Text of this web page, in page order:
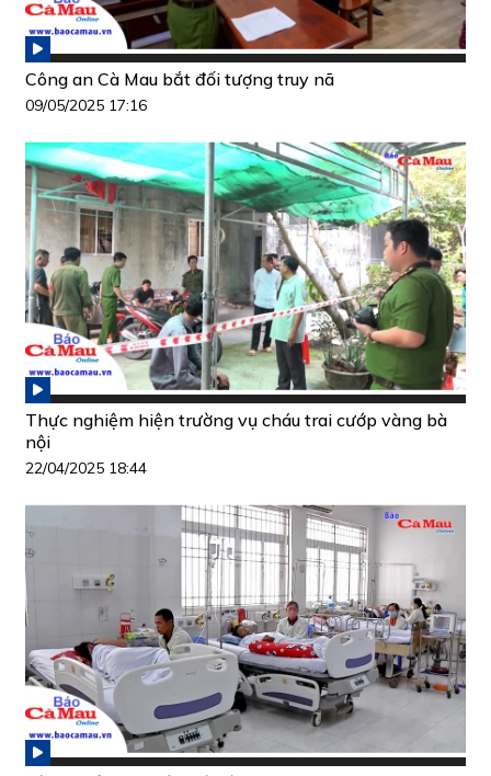
Công an Cà Mau bắt đối tượng truy nã
09/05/2025 17:16
Thực nghiệm hiện trường vụ cháu trai cướp vàng bà
nội
22/04/2025 18:44